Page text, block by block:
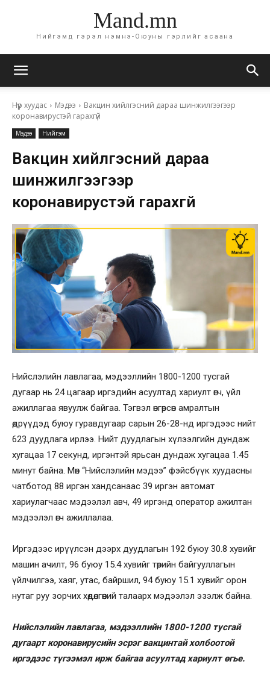
Mand.mn
Нийгэмд гэрэл нэмнэ-Оюуны гэрлийг асаана
Нүүр хуудас Мэдээ
Вакцин хийлгэсний дараа шинжилгээгээр
коронавирустэй гарахгүй
Мэдээ Нийгэм
Вакцин хийлгэсний дараа
шинжилгээгээр
коронавирустэй гарахгүй
Нийслэлийн лавлагаа, мэдээллийн 1800-1200 тусгай
дугаар нь 24 цагаар иргэдийн асуултад хариулт өгч, үйл
ажиллагаа явуулж байгаа. Тэгвэл өнгөрсөн амралтын
өдрүүдэд буюу гуравдугаар сарын 26-28-нд иргэдээс нийт
623 дуудлага ирлээ. Нийт дуудлагын хүлээлгийн дундаж
хугацаа 17 секунд, иргэнтэй ярьсан дундаж хугацаа 1.45
минут байна. Мөн “Нийслэлийн мэдээ” фэйсбүүк хуудасны
чатботод 88 иргэн хандсанаас 39 иргэн автомат
хариулагчаас мэдээлэл авч, 49 иргэнд оператор ажилтан
мэдээлэл өгч ажиллалаа.
Иргэдээс ирүүлсэн дээрх дуудлагын 192 буюу 30.8 хувийг
машин ачилт, 96 буюу 15.4 хувийг төрийн байгууллагын
үйлчилгээ, хаяг, утас, байршил, 94 буюу 15.1 хувийг орон
нутаг руу зорчих хөдөлгөөний талаарх мэдээлэл эзэлж байна.
Нийслэлийн лавлагаа, мэдээллийн 1800-1200 тусгай
дугаарт коронавирусийн эсрэг вакцинтай холбоотой
иргэдээс түгээмэл ирж байгаа асуултад хариулт өгье.